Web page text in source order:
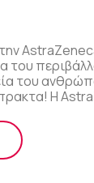
του
του
Η